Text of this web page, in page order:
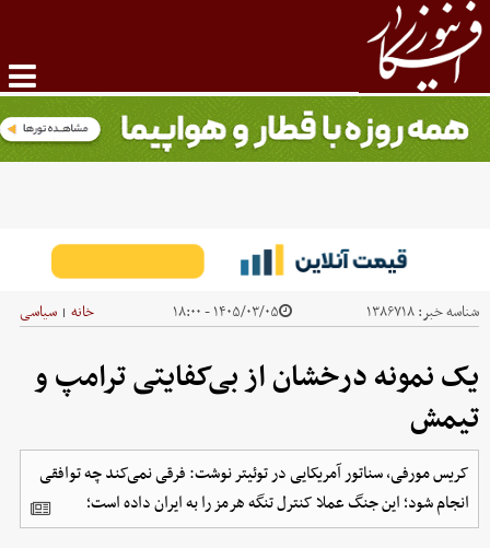
شناسه خبر:۱۳۸۶۷۱۸ ۱۴۰۵/۰۳/۰۵ - ۱۸:۰۰ خانه | سیاسی
یک نمونه‌ درخشان از بی‌کفایتی ترامپ و
تیمش
کریس مورفی، سناتور آمریکایی در توئیتر نوشت: فرقی نمی‌کند چه توافقی
انجام شود؛ این جنگ عملا کنترل تنگه هرمز را به ایران داده است؛